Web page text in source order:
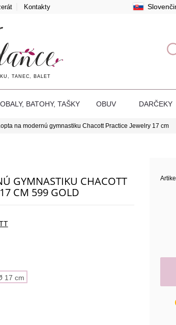
Kontakty
TANEC, BALET
OBALY, BATOHY, TAŠKY OBUV DARČEKY
na modernú gymnastiku Chacott Practice Jewelry 17 cm
GYMNASTIKU CHACOTT
17 CM 599 GOLD
17 cm